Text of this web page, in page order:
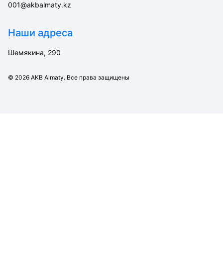
001@akbalmaty.kz
Наши адреса
Шемякина, 290
© 2026 AKB Almaty. Все права защищены